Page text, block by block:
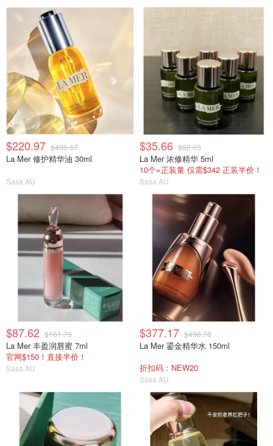
$220.97 $486.67
La Mer 修护精华油 30ml
Sasa AU
$35.66 $82.03
La Mer 浓修精华 5ml
10个=正装量 仅需$342 正装半价！
Sasa AU
$87.62 $161.79
La Mer 丰盈润唇蜜 7ml
官网$150！直接半价！
Sasa AU
$377.17 $498.78
La Mer 鎏金精华水 150ml
折扣码：NEW20
Sasa AU